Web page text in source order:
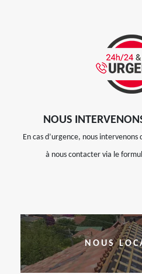
NOUS
En cas d’urgence, nous
à nous contacter via le
NOUS